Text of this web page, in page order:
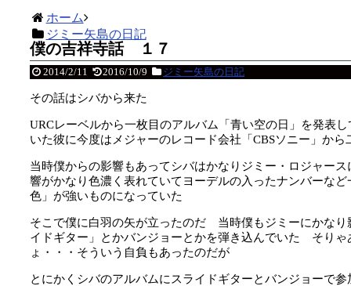
ホーム
ジミー矢島の日記
僕の吉祥寺話 １７
2014/2/11 2016/10/9 ジミー矢島の日記
その話はシバから来た
URCレーベルから一枚目のアルバム「青い空の日」を発表
いた彼に今度はメジャーのレコード会社「CBSソニー」か
当時僕からの影響もあってシバはかなりジミー・ロジャー
響がかなり色濃く表れていてヨーデルの入ったナンバーな
色」が強いものになっていた
そこで僕に白羽の矢が立ったのだ 当時僕もジミーにかな
イドギター」とかバンジョーとかを弾き込んでいた そり
ょ・・・そういう自負もあったのだが
とにかくシバのアルバムにスライドギターとバンジョーで